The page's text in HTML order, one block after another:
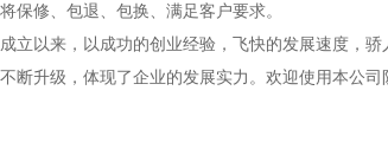
修、包退、包换、满足客户要求。
以来，以成功的创业经验，飞快的发展速度，骄
断升级，体现了企业的发展实力。欢迎使用本公司